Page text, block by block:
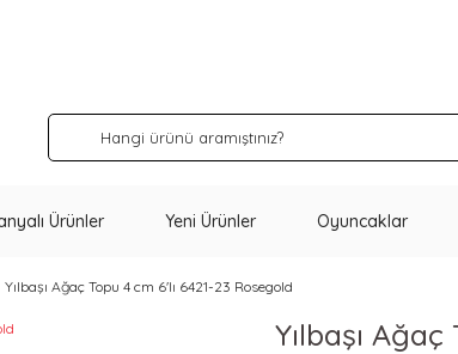
Ürünler Yeni Ürünler Oyuncaklar
Yılbaşı Ağaç Topu 4 cm 6'lı 6421-23 Rosegold
Yılbaşı